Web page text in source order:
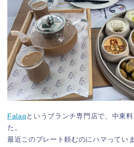
Falaq というブランチ専門店で、中東
た。
最近このプレート頼むのにハマっていま